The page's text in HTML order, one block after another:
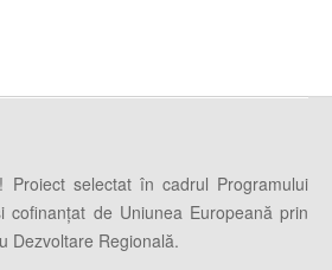
Proiect selectat în cadrul Programului
cofinanţat de Uniunea Europeană prin
Dezvoltare Regională.